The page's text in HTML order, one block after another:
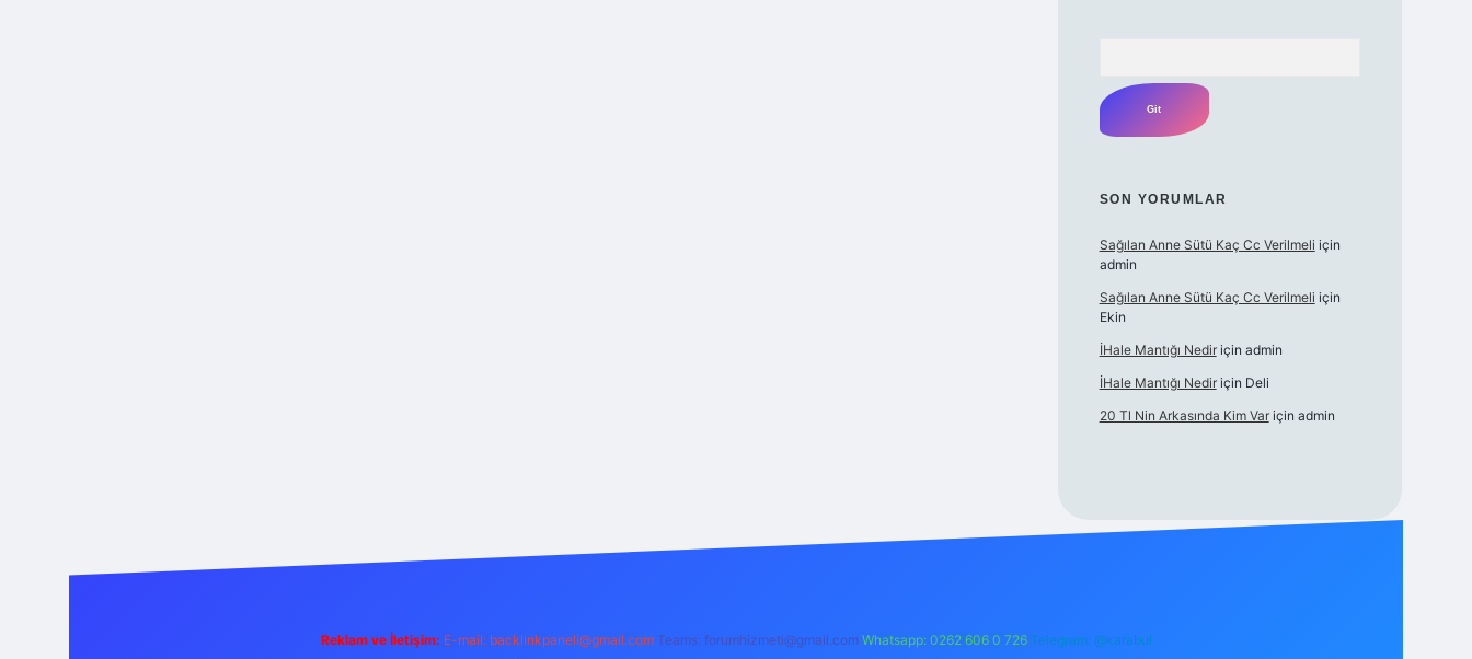
SON YORUMLAR
Sağılan Anne Sütü Kaç Cc Verilmeli için
admin
Sağılan Anne Sütü Kaç Cc Verilmeli için
Ekin
İHale Mantığı Nediriçin admin
İHale Mantığı Nediriçin Deli
20 Tl Nin Arkasında Kim Variçin admin
Reklam ve İletişim: E-mail: backlinkpaneli@gmail.com Teams: forumhizmeti@gmail.com Whatsapp: 0262 606 0 726 Telegram: @karabul